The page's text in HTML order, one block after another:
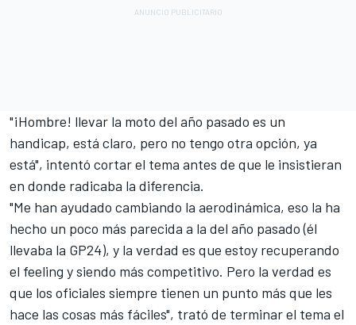
"¡Hombre! llevar la moto del año pasado es un
handicap, está claro, pero no tengo otra opción, ya
está", intentó cortar el tema antes de que le insistieran
en donde radicaba la diferencia.
"Me han ayudado cambiando la aerodinámica, eso la ha
hecho un poco más parecida a la del año pasado (él
llevaba la GP24), y la verdad es que estoy recuperando
el feeling y siendo más competitivo. Pero la verdad es
que los oficiales siempre tienen un punto más que les
hace las cosas más fáciles", trató de terminar el tema el